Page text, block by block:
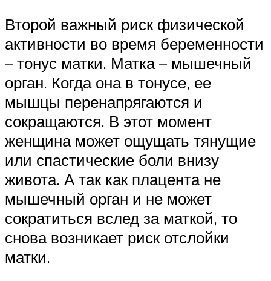
Второй важный риск физической
активности во время беременности
– тонус матки. Матка – мышечный
орган. Когда она в тонусе, ее
мышцы перенапрягаются и
сокращаются. В этот момент
женщина может ощущать тянущие
или спастические боли внизу
живота. А так как плацента не
мышечный орган и не может
сократиться вслед за маткой, то
снова возникает риск отслойки
матки.